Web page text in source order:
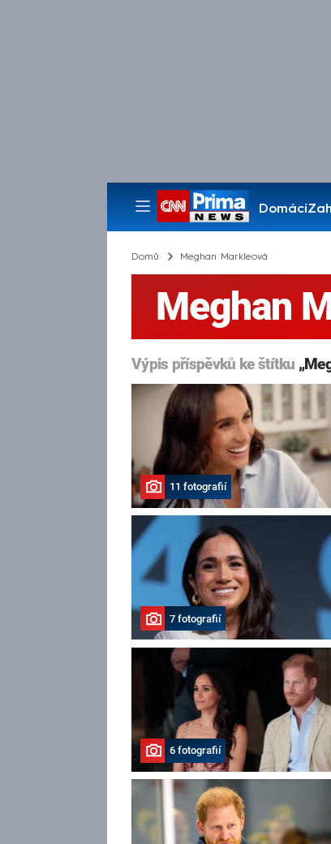
Domácí
Pořady
Domů Meghan Markleová
Meghan
Výpis příspěvků ke štítku
11 fotografií
7 fotografií
6 fotografií